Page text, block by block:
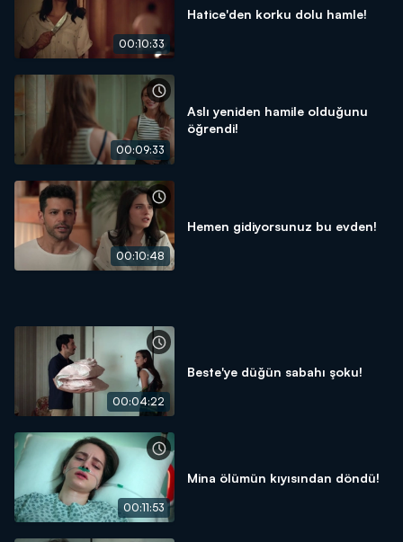
00:10:33
Hatice'den korku dolu hamle!
00:09:33
Aslı yeniden hamile olduğunu
öğrendi!
00:10:48
Hemen gidiyorsunuz bu evden!
00:04:22
Beste'ye düğün sabahı şoku!
00:11:53
Mina ölümün kıyısından döndü!